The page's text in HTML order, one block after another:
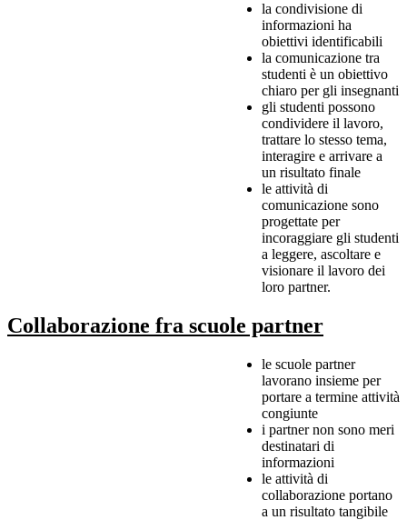
la condivisione di
informazioni ha
obiettivi identificabili
la comunicazione tra
studenti è un obiettivo
chiaro per gli insegnanti
gli studenti possono
condividere il lavoro,
trattare lo stesso tema,
interagire e arrivare a
un risultato finale
le attività di
comunicazione sono
progettate per
incoraggiare gli studenti
a leggere, ascoltare e
visionare il lavoro dei
loro partner.
Collaborazione fra scuole partner
le scuole partner
lavorano insieme per
portare a termine attività
congiunte
i partner non sono meri
destinatari di
informazioni
le attività di
collaborazione portano
a un risultato tangibile